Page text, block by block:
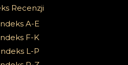
Recenzji
A-E
F-K
L-P